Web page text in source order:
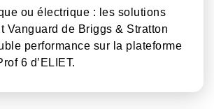
ou électrique : les solutions
Vanguard de Briggs & Stratton
performance sur la plateforme
6 d’ELIET.